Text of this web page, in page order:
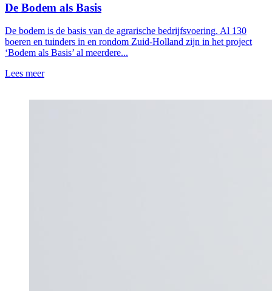
De Bodem als Basis
De bodem is de basis van de agrarische bedrijfsvoering. Al 130
boeren en tuinders in en rondom Zuid-Holland zijn in het project
‘Bodem als Basis’ al meerdere...
Lees meer